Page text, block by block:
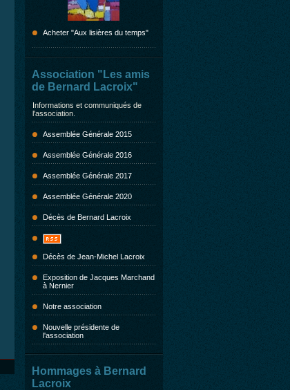
Acheter "Aux lisières du temps"
Association "Les amis
de Bernard Lacroix"
Informations et communiqués de
l'association.
Assemblée Générale 2015
Assemblée Générale 2016
Assemblée Générale 2017
Assemblée Générale 2020
Décès de Bernard Lacroix
Décès de Jean-Michel Lacroix
Exposition de Jacques Marchand
à Nernier
Notre association
Nouvelle présidente de
l'association
Hommages à Bernard
Lacroix